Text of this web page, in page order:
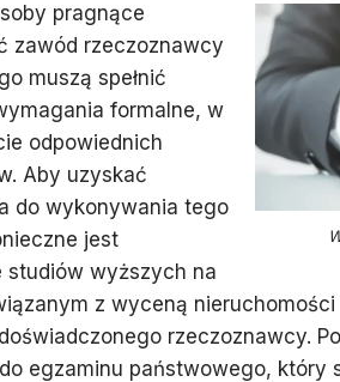
pragnące
zawód rzeczoznawcy
muszą spełnić
formalne, w
odpowiednich
Aby uzyskać
do wykonywania tego
jest
studiów wyższych na
z wyceną
rzeczoznawcy.
egzaminu państwowego, który